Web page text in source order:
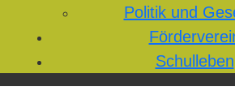
Politik und
Schulleben